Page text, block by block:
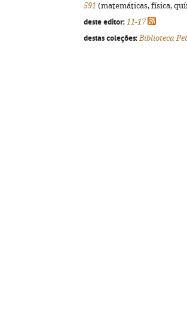
591 (matemáticas, física,
deste editor: 11-17
destas coleções: Biblioteca